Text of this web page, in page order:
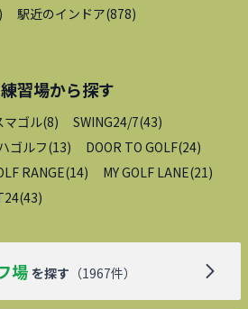
) 駅近のインドア(878)
習場から探す
マゴル(8) SWING24/7(43)
ゴルフ(13) DOOR TO GOLF(24)
RANGE(14) MY GOLF LANE(21 )
(43)
場 を探す （1967件）